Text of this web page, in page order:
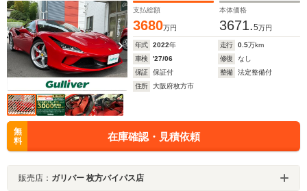
支払総額
3680万円
本体価格
3671.5万円
年式 2022年 走行 0.5万km
車検
'27/06 修復
なし
保証
保証付 整備
法定整備付
住所
大阪府枚方市
無
料
在庫確認・見積依頼
販売店： ガリバー 枚方バイパス店